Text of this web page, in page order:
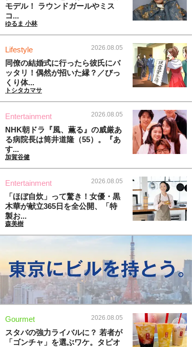
モデル！ ラウンドガールやミス
コ...
ゆるま 小林
Lifestyle 2026.08.05
同僚の結婚式に行ったら彼氏にバ
ッタリ！偶然が招いた縁？／びっ
くり体...
トシタカマサ
Entertainment 2026.08.05
NHK朝ドラ『風、薫る』の威厳あ
る病院長は筒井道隆（55）。『あ
す...
加賀谷健
Entertainment 2026.08.05
「ほぼ自炊」って驚き！女優・黒
木華が献立365日を全公開、「特
製お...
森美樹
Gourmet 2026.08.05
スタバの強力ライバルに？ 若者が
「ゴンチャ」を選ぶワケ。タピオ